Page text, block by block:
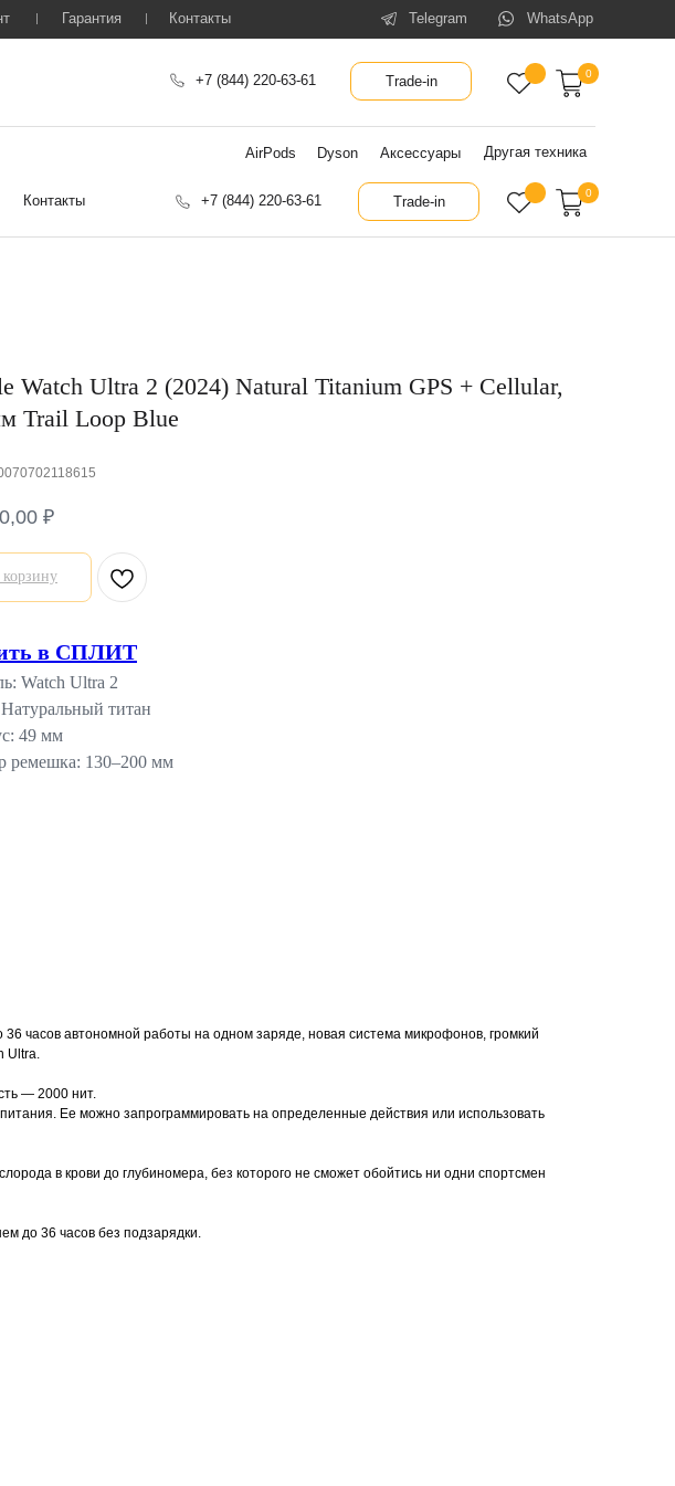
+7 (844) 220-63-61 Trade-in
Telegram WhatsApp
Гарантия
Другая техника
AirPods Аксессуары
Dyson
Контакты
0
+7 (844) 220-63-61 Trade-in
Контакты 0
Watch Ultra 2 (2024) Natural Titanium GPS + Cellular,
Trail Loop Blue
₽
в СПЛИТ
Watch Ultra 2
титан
49 мм
ремешка: 130–200 мм
часов автономной работы на одном заряде, новая система микрофонов, громкий
Ultra.
— 2000 нит.
Ее можно запрограммировать на определенные действия или использовать
в крови до глубиномера, без которого не сможет обойтись ни одни спортсмен
до 36 часов без подзарядки.